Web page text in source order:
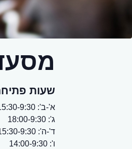
שעות
א'-ב': 15:30-9:30
ג': 18:00-9:30
ד'-ה': 15:30-9:30
ו': 14:00-9:30